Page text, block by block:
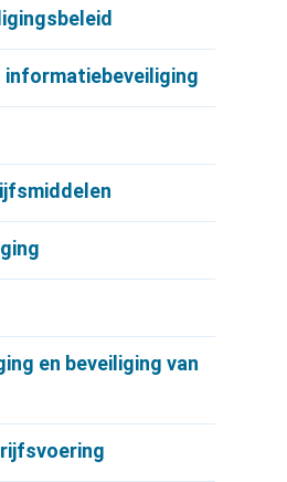
informatiebeveiliging
en beveiliging van